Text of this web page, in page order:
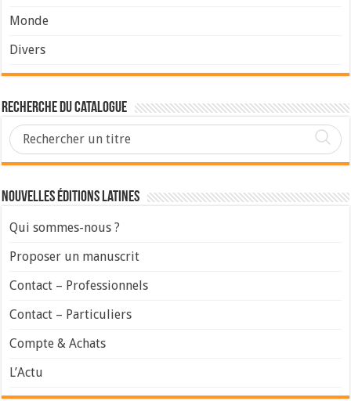
Monde
Divers
Recherche du Catalogue
Nouvelles Éditions Latines
Qui sommes-nous ?
Proposer un manuscrit
Contact – Professionnels
Contact – Particuliers
Compte & Achats
L’Actu